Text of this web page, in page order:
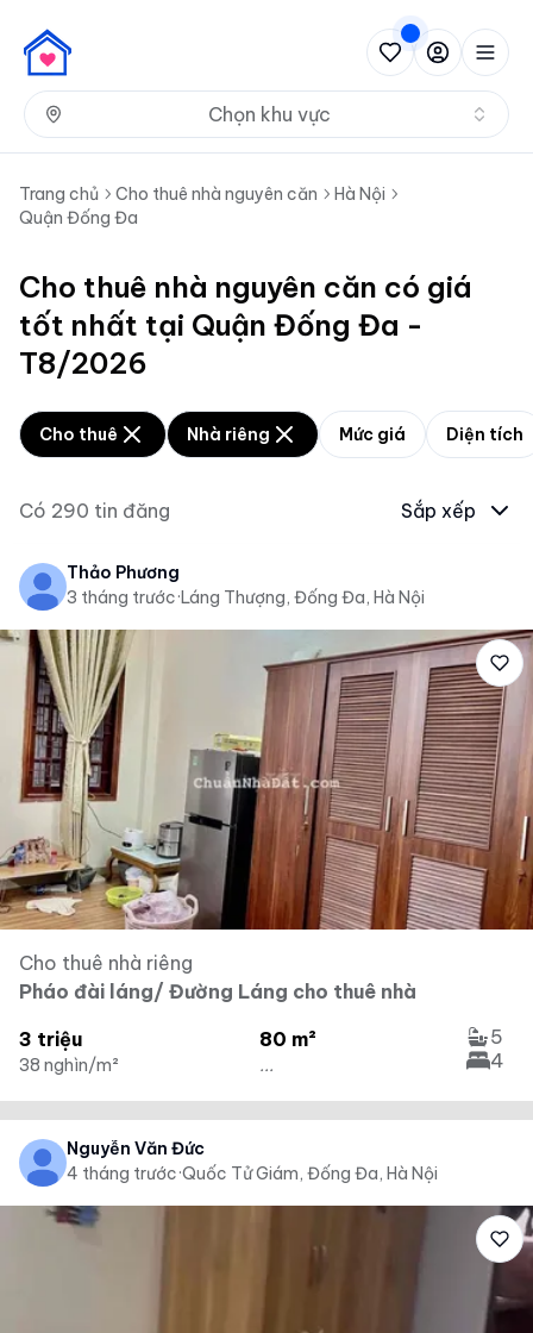
Chọn khu vực
Trang chủ Cho thuê nhà nguyên căn
Hà Nội
Quận Đống Đa
Cho thuê nhà nguyên căn có giá
tốt nhất tại Quận Đống Đa -
T8/2026
Cho thuê Nhà riêng Mức giá Diện tích
Có 290 tin đăng Sắp xếp
Thảo Phương
3 tháng trước·Láng Thượng, Đống Đa, Hà Nội
Cho thuê nhà riêng
Pháo đài láng/ Đường Láng cho thuê nhà
3 triệu
38 nghìn/m²
80 m²
...
5
4
Nguyễn Văn Đức
4 tháng trước·Quốc Tử Giám, Đống Đa, Hà Nội